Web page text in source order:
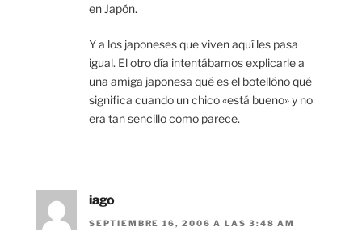
en Japón.
Y a los japoneses que viven aquí les pasa
igual. El otro día intentábamos explicarle a
una amiga japonesa qué es el botellóno qué
significa cuando un chico «está bueno» y no
era tan sencillo como parece.
iago
SEPTIEMBRE 16, 2006 A LAS 3:48 AM